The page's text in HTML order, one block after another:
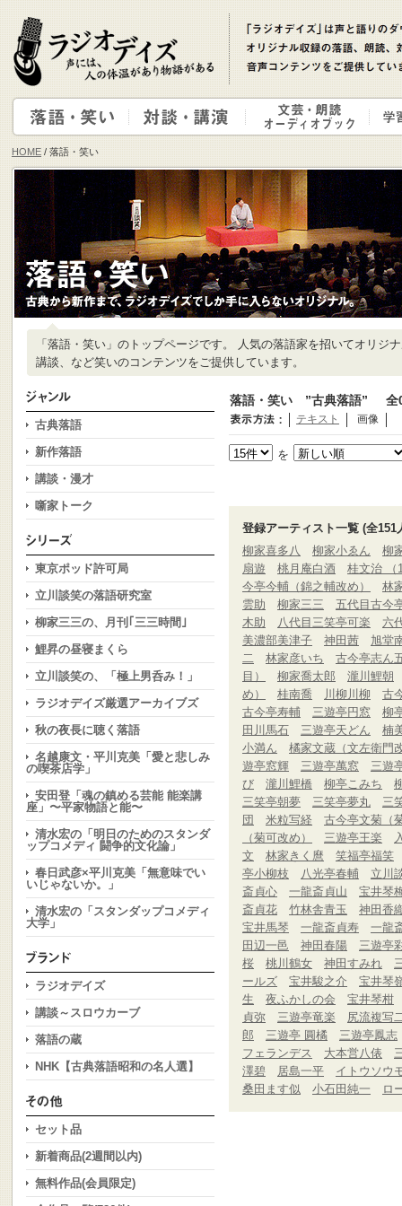
HOME / 落語・笑い
「落語・笑い」のトップページです。 人気の落語家を招いてオリジ
講談、など笑いのコンテンツをご提供しています。
落語・笑い ”古典落語” 全
テキスト 画像
を
登録アーティスト一覧 (全
柳家喜多八
柳家小ゑん
柳
扇遊
桃月庵白酒
桂文治 （
今亭今輔（錦之輔改め）
林
雲助
柳家三三
五代目古今
木助
八代目三笑亭可楽
六
美濃部美津子
神田茜
旭堂
二
林家彦いち
古今亭志ん
目）
柳家喬太郎
瀧川鯉朝
め）
桂南喬 川柳川柳
古
古今亭寿輔
三遊亭円窓
柳
田川馬石
三遊亭天どん
楠
小満ん
橘家文蔵（文左衛門
遊亭窓輝
三遊亭萬窓
三遊
び
瀧川鯉橋 柳亭こみち
三笑亭朝夢
三笑亭夢丸
三
団
米粒写経
古今亭文菊（
（菊可改め）
三遊亭王楽
文
林家きく麿
笑福亭福笑
亭小柳枝
八光亭春輔
立川
斎貞心
一龍斎貞山
宝井琴
斎貞花
竹林舎青玉
神田香
宝井馬琴
一龍斎貞寿
一龍
田辺一邑
神田春陽
三遊亭
桜
桃川鶴女 神田すみれ
ールズ
宝井駿之介
宝井琴
生
夜ふかしの会
宝井琴柑
貞弥
三遊亭竜楽
尻流複写
郎
三遊亭 圓橘
三遊亭鳳志
フェランデス
大本営八俵
澤碧
居島一平
イトウソウ
桑田ます似
小石田純一 ロ
古典落語
新作落語
講談・漫才
噺家トーク
東京ポッド許可局
立川談笑の落語研究室
柳家三三の、月刊｢三三時間｣
鯉昇の昼寝まくら
立川談笑の、「極上男呑み！」
ラジオデイズ厳選アーカイブズ
秋の夜長に聴く落語
名越康文・平川克美「愛と悲しみ
の喫茶店学」
安田登「魂の鎮める芸能 能楽講
座」〜平家物語と能〜
清水宏の「明日のためのスタンダ
ップコメディ 闘争的文化論」
春日武彦×平川克美「無意味でい
いじゃないか。」
清水宏の「スタンダップコメディ
大学」
ラジオデイズ
講談～スロウカーブ
落語の蔵
NHK【古典落語昭和の名人選】
セット品
新着商品(2週間以内)
無料作品(会員限定)